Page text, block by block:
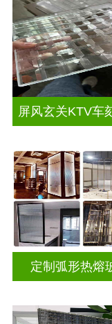
屏风玄关KTV车
定制弧形热熔